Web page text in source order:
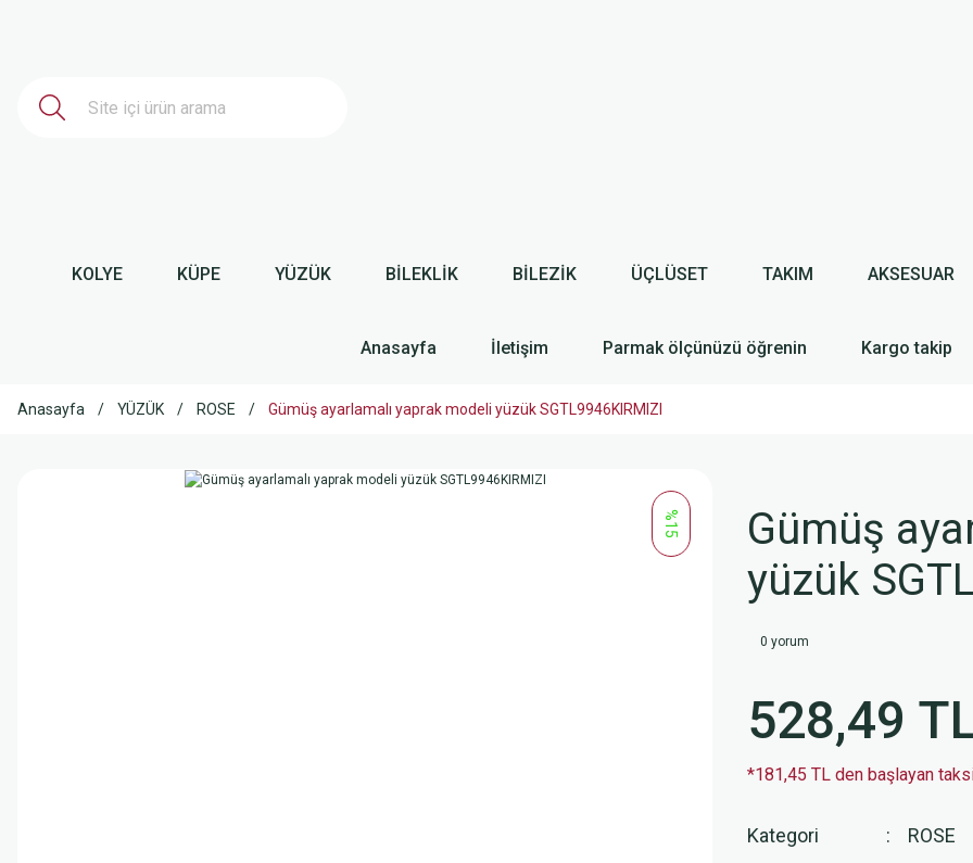
KOLYE KÜPE YÜZÜK BİLEKLİK BİLEZİK ÜÇLÜSET TAKIM AKSESUAR
Anasayfa İletişim Parmak ölçünüzü öğrenin Kargo takip
Anasayfa YÜZÜK ROSE Gümüş ayarlamalı yaprak modeli yüzük SGTL9946KIRMIZI
%15
Gümüş
yüzük
0 yorum
528,49
*181,45 TL den başlayan
Kategori
ROSE